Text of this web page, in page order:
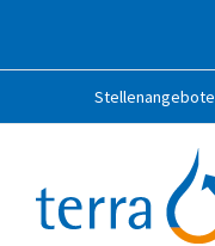
Stellenangebote